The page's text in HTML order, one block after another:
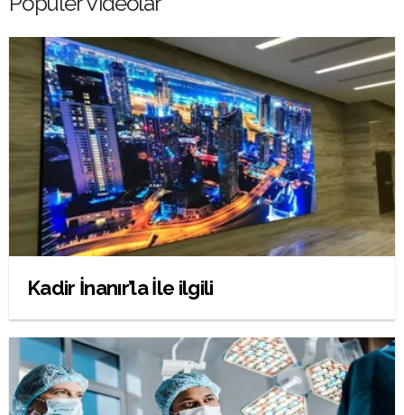
Kadir İnanır’la İle ilgili